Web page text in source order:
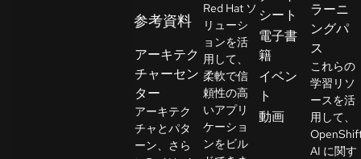
合
わ
言
語
の
選
択
参考資料
アーキテク
チャーセン
ター
アーキテク
チャとパタ
ーン、さら
Red Hat ソ
リューシ
ョンを活
用して、
柔軟で信
頼性の高
いアプリ
ケーショ
ンをビル
シート
電子書
籍
イベン
ト
動画
ラーニ
ングパ
ス
これらの
学習リソ
ースを活
用して、
AI に関す